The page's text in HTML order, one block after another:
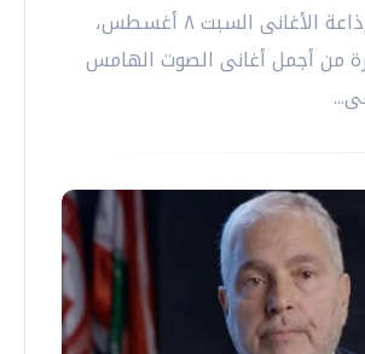
يستمع محبو إذاعة الأغانى السبت ٨ أغسطس،
من أجمل أغانى الصوت الهامس